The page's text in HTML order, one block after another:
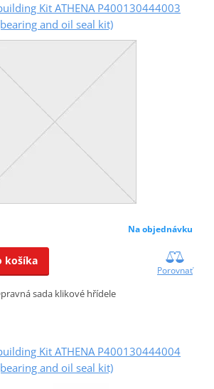
Kit ATHENA P400130444003
and oil seal kit)
Na objednávku
košíka
Porovnať
sada klikové hřídele
Kit ATHENA P400130444004
and oil seal kit)